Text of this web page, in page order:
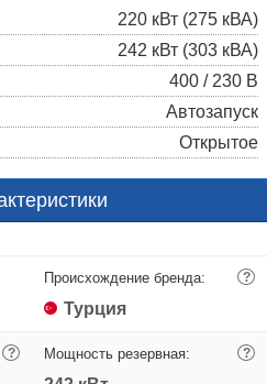
220 кВт (275 кВА)
242 кВт (303 кВА)
400 / 230 В
Автозапуск
Открытое
Происхождение бренда: ?
Турция
? Мощность резервная: ?